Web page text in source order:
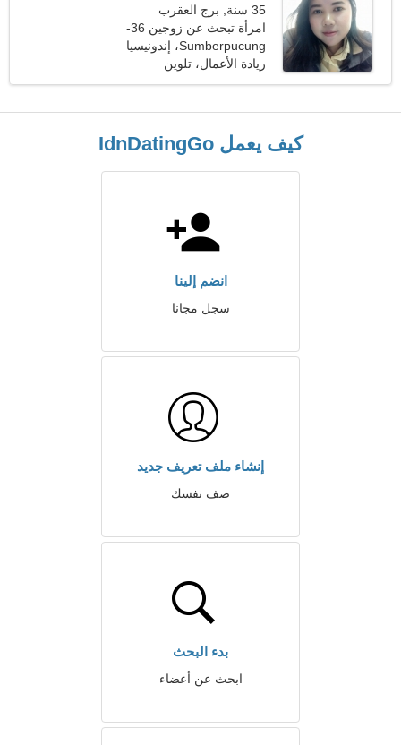
35 سنة, برج العقرب
امرأة تبحث عن زوجين 36-
45
Sumberpucung، إندونيسيا
ريادة الأعمال، تلوين
كيف يعمل IdnDatingGo
انضم إلينا
سجل مجانا
إنشاء ملف تعريف جديد
صف نفسك
بدء البحث
ابحث عن أعضاء